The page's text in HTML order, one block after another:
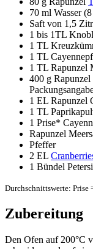
70 ml Wasser
Saft von 1,5
1 bis 1TL
1 TL
1 TL
1 TL Rapunzel
400 g Rapunzel
1 EL Rapunzel
1 TL
1 Prise*
Rapunzel
Pfeffer
2 EL
1 Bündel
Durchschnittswerte: Prise
Zubereitung
Den Ofen auf 200°C